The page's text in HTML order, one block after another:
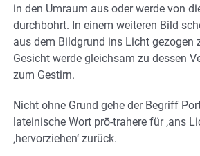
in den Umraum aus oder werde von
durchbohrt. In einem weiteren Bild
aus dem Bildgrund ins Licht gezogen
Gesicht werde gleichsam zu dessen
zum Gestirn.
Nicht ohne Grund gehe der Begriff
lateinische Wort prō-trahere für ‚ans
‚hervorziehen‘ zurück.